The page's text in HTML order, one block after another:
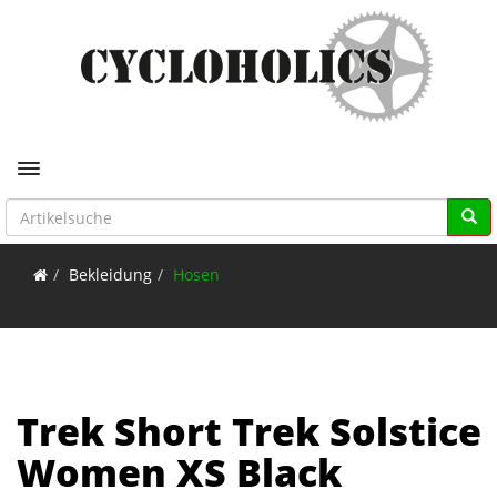
Toggle navigation
Bekleidung Hosen
Trek Short Trek Solstice
Women XS Black